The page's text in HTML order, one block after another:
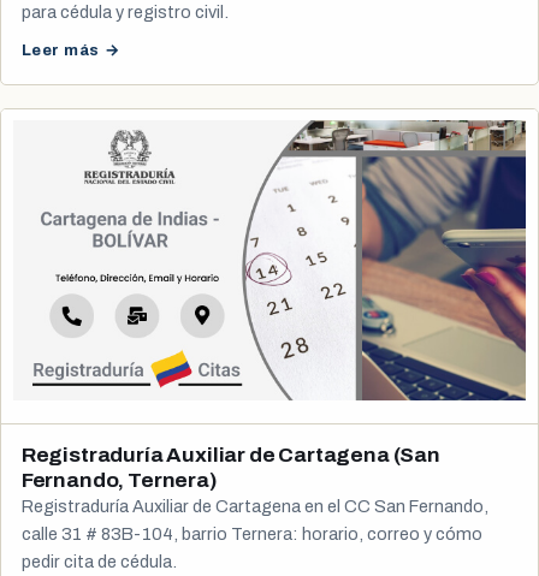
para cédula y registro civil.
Leer más →
Registraduría Auxiliar de Cartagena (San
Fernando, Ternera)
Registraduría Auxiliar de Cartagena en el CC San Fernando,
calle 31 # 83B-104, barrio Ternera: horario, correo y cómo
pedir cita de cédula.